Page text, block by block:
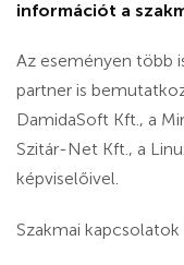
információt a
Az eseményen több
partner is
DamidaSoft Kft., a
Szitár-Net Kft., a
képviselőivel.
Szakmai